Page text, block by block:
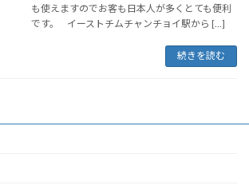
も使えますのでお客も日本人が多くとても便利
です。 イーストチムチャンチョイ駅から […]
続きを読む